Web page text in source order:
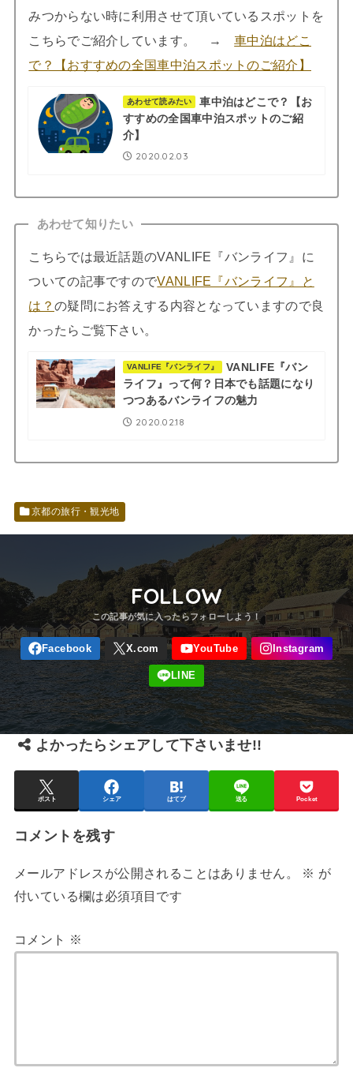
みつからない時に利用させて頂いているスポットを
こちらでご紹介しています。 →車中泊はどこ
で？【おすすめの全国車中泊スポットのご紹介】
あわせて読みたい
車中泊はどこで？【お
すすめの全国車中泊スポットのご紹
介】
2020.02.03
あわせて知りたい
こちらでは最近話題のVANLIFE『バンライフ』に
ついての記事ですのでVANLIFE『バンライフ』と
は？ の疑問にお答えする内容となっていますので良
かったらご覧下さい。
VANLIFE『バンライフ』
VANLIFE『バン
ライフ』って何？日本でも話題になり
つつあるバンライフの魅力
2020.02.18
京都の旅行・観光地
FOLLOW
よかったらシェアして下さいませ!!
ポスト シェア はてブ 送る Pocket
コメントを残す
メールアドレスが公開されることはありません。 ※ が
付いている欄は必須項目です
コメント ※